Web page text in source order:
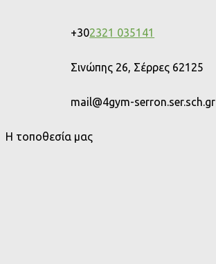
+302321 035141
Σινώπης 26, Σέρρες 62125
mail@4gym-serron.ser.sch.gr
Η τοποθεσία μας